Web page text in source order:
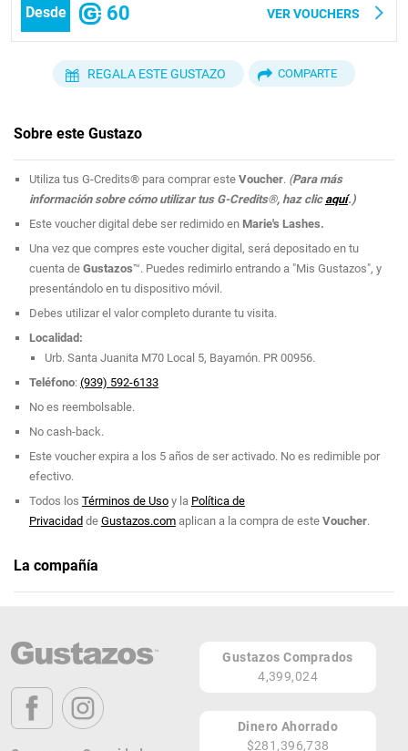
Desde 60 VER VOUCHERS
REGALA ESTE GUSTAZO COMPARTE
Sobre este Gustazo
Utiliza tus G-Credits® para comprar este Voucher. (Para más
información sobre cómo utilizar tus G-Credits®, haz clic aquí.)
Este voucher digital debe ser redimido enMarie's Lashes.
Una vez que compres este voucher digital, será depositado en tu
cuenta de Gustazos™. Puedes redimirlo entrando a "Mis Gustazos", y
presentándolo en tu dispositivo móvil.
Debes utilizar el valor completo durante tu visita.
Localidad:
Urb. Santa Juanita M70 Local 5, Bayamón. PR 00956.
Teléfono: (939) 592-6133
No es reembolsable.
No cash-back.
Este voucher expira a los 5 años de ser activado. No es redimible por
efectivo.
Todos los Términos de Usoy la Política de
Privacidad de Gustazos.comaplican a la compra de este Voucher.
La compañía
Página Web
Urbanización Santa Juanita M70 Local 5
Bayamón 00956
PR
Gustazos Comprados
4,399,024
Dinero Ahorrado
$281,396,738